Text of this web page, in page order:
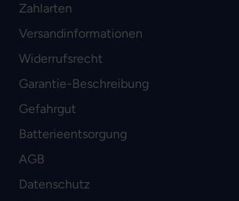
Zahlarten
Versandinformationen
Widerrufsrecht
Garantie-Beschreibung
Gefahrgut
Batterieentsorgung
AGB
Datenschutz